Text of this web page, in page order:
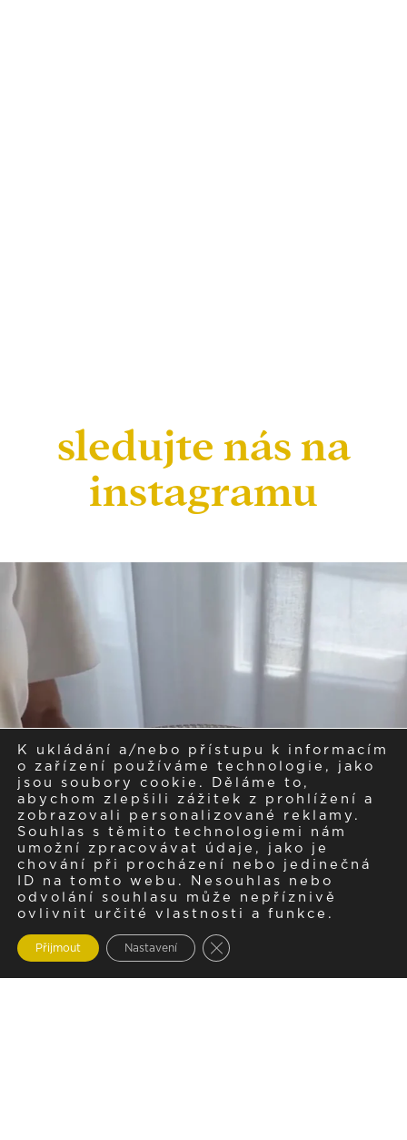
sledujte nás na
instagramu
K ukládání a/nebo přístupu k informacím
o zařízení používáme technologie, jako
jsou soubory cookie. Děláme to,
abychom zlepšili zážitek z prohlížení a
zobrazovali personalizované reklamy.
Souhlas s těmito technologiemi nám
umožní zpracovávat údaje, jako je
chování při procházení nebo jedinečná
ID na tomto webu. Nesouhlas nebo
odvolání souhlasu může nepříznivě
ovlivnit určité vlastnosti a funkce.
Přijmout Nastavení Zavřít cookie lištu GDPR